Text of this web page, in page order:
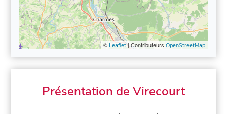
© Leaflet| Contributeurs OpenStreetMap
Présentation de Virecourt